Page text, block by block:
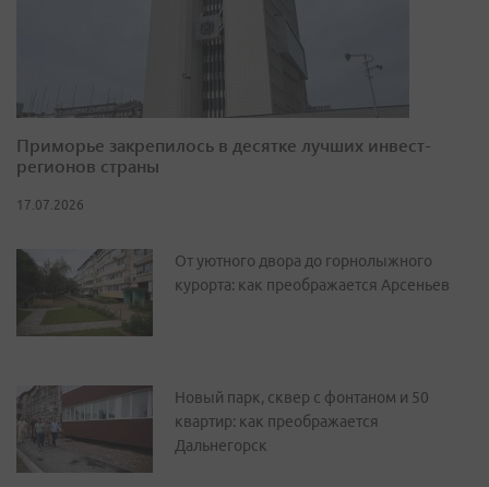
Приморье закрепилось в десятке лучших инвест-
регионов страны
17.07.2026
От уютного двора до горнолыжного
курорта: как преображается Арсеньев
Новый парк, сквер с фонтаном и 50
квартир: как преображается
Дальнегорск